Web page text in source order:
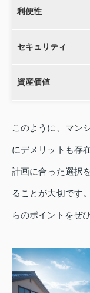
利便性
セキュリティ
資産価値
このように、マン
にデメリットも存
計画に合った選択
ることが大切です
らのポイントをぜ